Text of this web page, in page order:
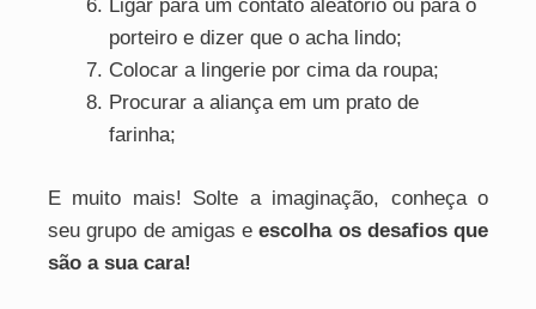
Ligar para um contato aleatório ou para o
porteiro e dizer que o acha lindo;
Colocar a lingerie por cima da roupa;
Procurar a aliança em um prato de
farinha;
E muito mais! Solte a imaginação, conheça o
seu grupo de amigas eescolha os desafios que
são a sua cara!